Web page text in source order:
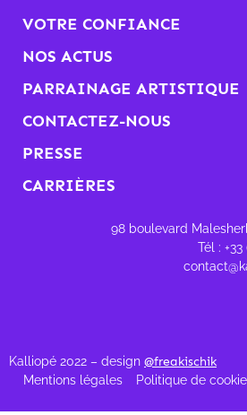
VOTRE CONFIANCE
NOS ACTUS
PARRAINAGE ARTISTIQUE
CONTACTEZ-NOUS
PRESSE
CARRIÈRES
98 boulevard
Tél :
Kalliopé 2022 – design @freakischik
Mentions légales Politique de